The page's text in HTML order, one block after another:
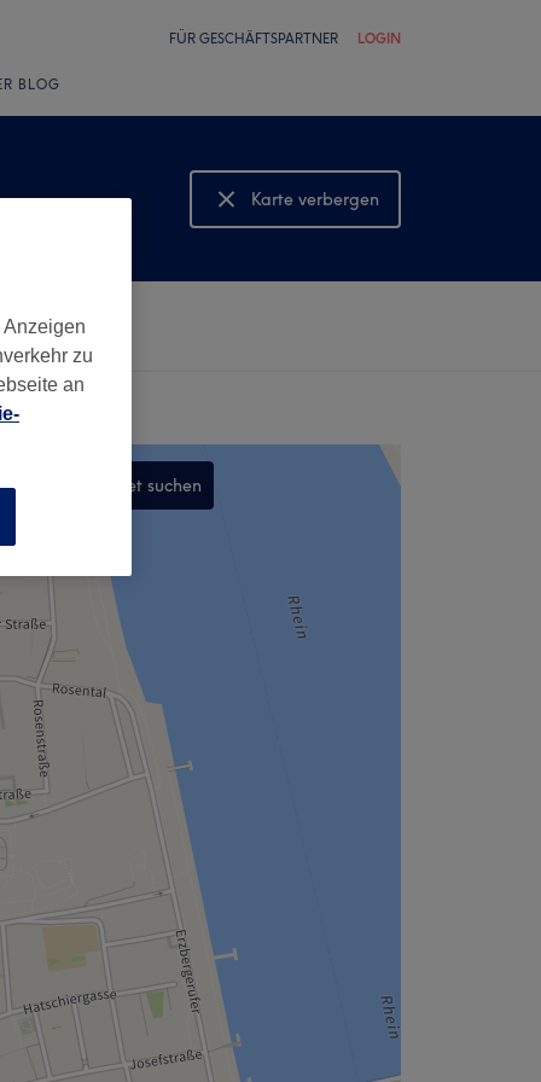
FÜR GESCHÄFTSPARTNER LOGIN
BLOG
Karte verbergen
Karte anzeigen
In diesem Gebiet suchen
zu
an